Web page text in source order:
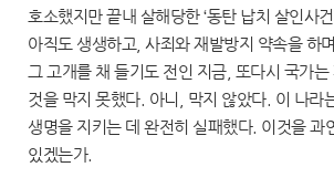
호소했지만 끝내 살해당한 ‘동탄 납치 살인사
아직도 생생하고, 사죄와 재발방지 약속을 하
그 고개를 채 들기도 전인 지금, 또다시 국가
것을 막지 못했다. 아니, 막지 않았다. 이 나라
생명을 지키는 데 완전히 실패했다. 이것을 과
있겠는가.